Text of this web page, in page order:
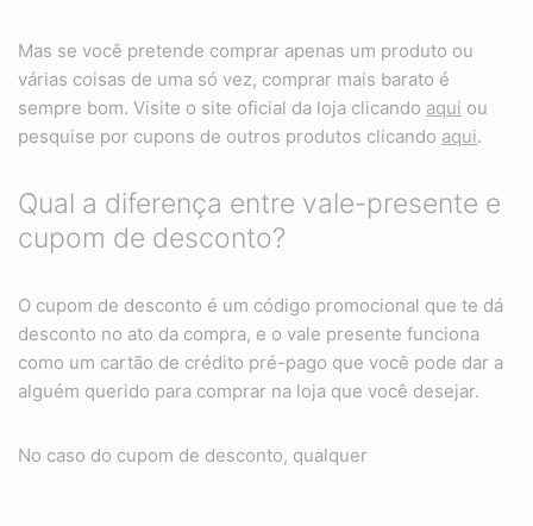
Mas se você pretende comprar apenas um produto ou
várias coisas de uma só vez, comprar mais barato é
sempre bom. Visite o site oficial da loja clicando aqui ou
pesquise por cupons de outros produtos clicando aqui.
Qual a diferença entre vale-presente e
cupom de desconto?
O cupom de desconto é um código promocional que te dá
desconto no ato da compra, e o vale presente funciona
como um cartão de crédito pré-pago que você pode dar a
alguém querido para comprar na loja que você desejar.
No caso do cupom de desconto, qualquer